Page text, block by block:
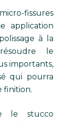
fissures
application
à la
le
importants,
qui pourra
finition.
le stucco